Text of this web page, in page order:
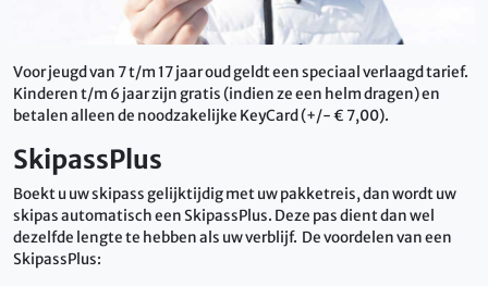
Voor jeugd van 7 t/m 17 jaar oud geldt een speciaal verlaagd tarief.
Kinderen t/m 6 jaar zijn gratis (indien ze een helm dragen) en
betalen alleen de noodzakelijke KeyCard (+/- € 7,00).
SkipassPlus
Boekt u uw skipass gelijktijdig met uw pakketreis, dan wordt uw
skipas automatisch een SkipassPlus. Deze pas dient dan wel
dezelfde lengte te hebben als uw verblijf. De voordelen van een
SkipassPlus: